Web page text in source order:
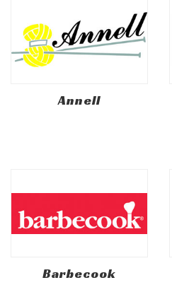
Annell
Barbecook